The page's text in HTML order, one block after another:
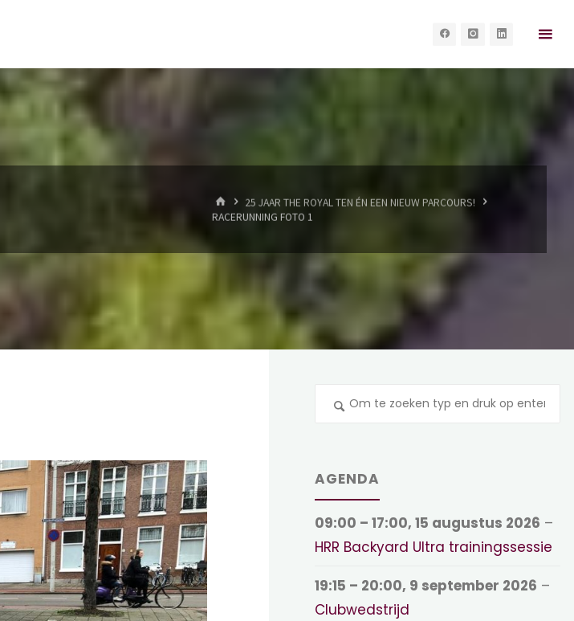
HOME25 JAAR THE ROYAL TEN ÉN EEN NIEUW PARCOURS!
RACERUNNING FOTO 1
AGENDA
09:00 – 17:00,15 augustus 2026 –
HRR Backyard Ultra trainingssessie
19:15 – 20:00, 9 september 2026 –
Clubwedstrijd